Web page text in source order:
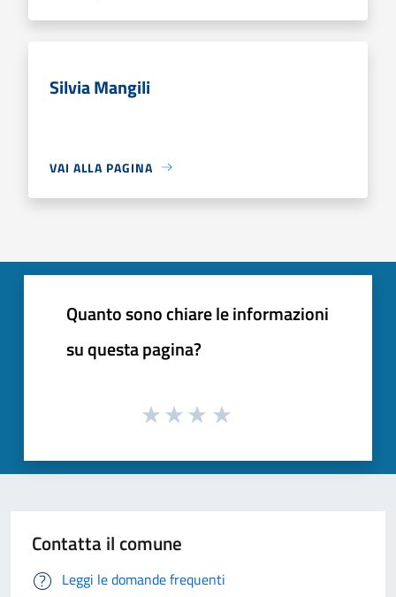
Silvia Mangili
VAI ALLA PAGINA
Quanto sono chiare le informazioni
su questa pagina?
Contatta il comune
Leggi le domande frequenti